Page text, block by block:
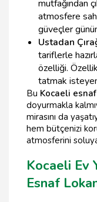
mutfağından
atmosfere
güveçler
Ustadan
tariflerle
özelliği.
tatmak
Bu Kocaeli
doyurmakla
mirasını da
hem bütçenizi
atmosferini
Kocaeli Ev
Esnaf